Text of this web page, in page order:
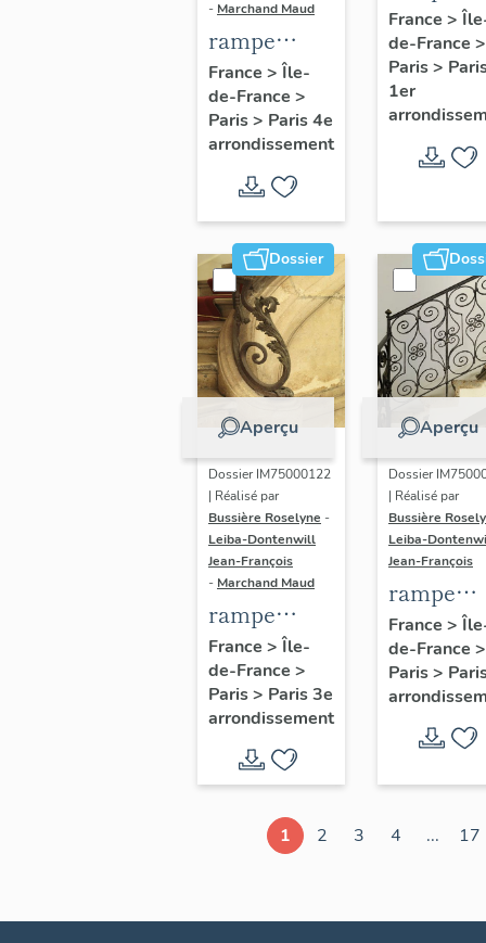
- Marchand Maud
rampe
d'appui,
escalier de
la maison à
cochère
dite hôtel
Charpentier
(non étudié)
France > Île-
de-France >
Paris> Paris 4e
arrondissement
d'appui,
escalier
la
porte
cochère
(non
France >
de-France >
Paris>
1er
Dossier
Aperçu
Dossier IM75000122
| Réalisé par
Bussière Roselyne -
Leiba-Dontenwill
Jean-François
- Marchand Maud
rampe
d'appui,
escalier de
la maison à
cochère
(non étudié)
France > Île-
de-France >
Paris> Paris 3e
arrondissement
Aperçu
Dossier
| Réalisé par
Bussière
Leiba-
Jean-François
rampe
d'appui,
escalier
la
cochère
(non
France >
de-France >
Paris>
1 2 3 4 ... 17